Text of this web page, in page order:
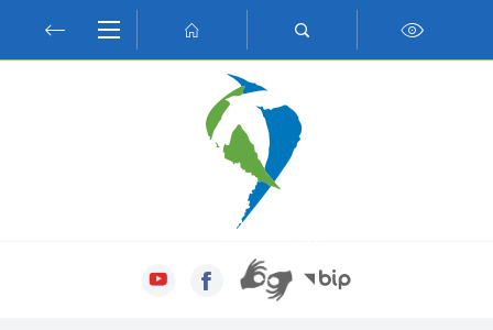
Przejdź do wyszukiwarki.
Przejdź do ustawień wielkości czcionki.
Włącz wersję kontrastową strony.